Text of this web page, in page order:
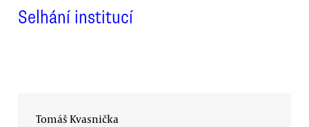
Selhání institucí
Tomáš Kvasnička